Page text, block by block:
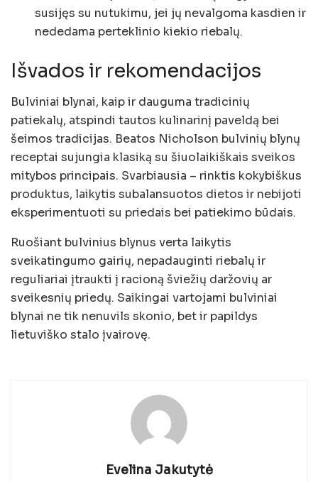
susijęs su nutukimu, jei jų nevalgoma kasdien ir
nededama perteklinio kiekio riebalų.
Išvados ir rekomendacijos
Bulviniai blynai, kaip ir dauguma tradicinių
patiekalų, atspindi tautos kulinarinį paveldą bei
šeimos tradicijas. Beatos Nicholson bulvinių blynų
receptai sujungia klasiką su šiuolaikiškais sveikos
mitybos principais. Svarbiausia – rinktis kokybiškus
produktus, laikytis subalansuotos dietos ir nebijoti
eksperimentuoti su priedais bei patiekimo būdais.
Ruošiant bulvinius blynus verta laikytis
sveikatingumo gairių, nepadauginti riebalų ir
reguliariai įtraukti į racioną šviežių daržovių ar
sveikesnių priedų. Saikingai vartojami bulviniai
blynai ne tik nenuvils skonio, bet ir papildys
lietuviško stalo įvairovę.
Evelina Jakutytė